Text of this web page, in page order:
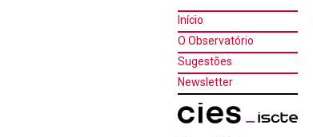
Início
O Observatório
Sugestões
Newsletter